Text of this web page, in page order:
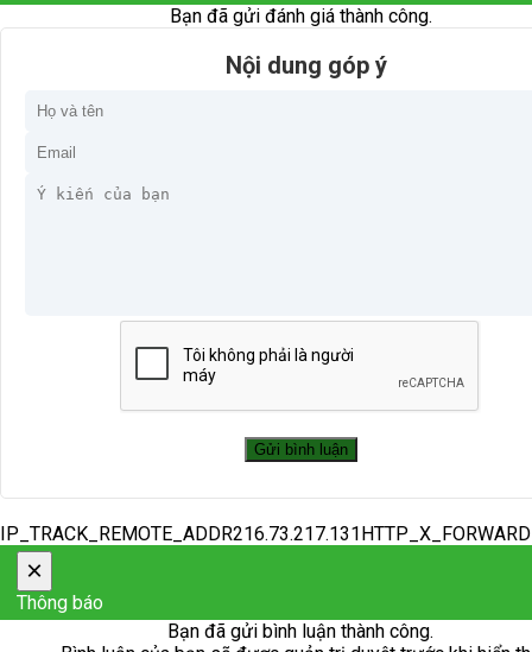
Bạn đã gửi đánh giá thành công.
Nội dung góp ý
×
Thông báo
Bạn đã gửi bình luận thành công.